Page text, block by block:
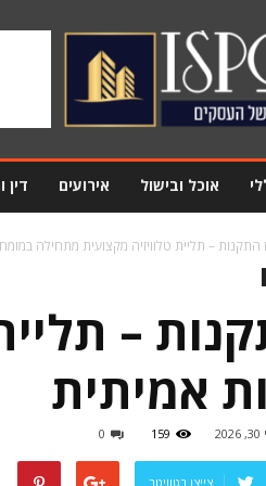
אוכל ובישול אירועים דין
התקנות – תליית טלוויזיה מקצועית מתחילה
–
אמיתית
159
0
צייצו בטוויטר